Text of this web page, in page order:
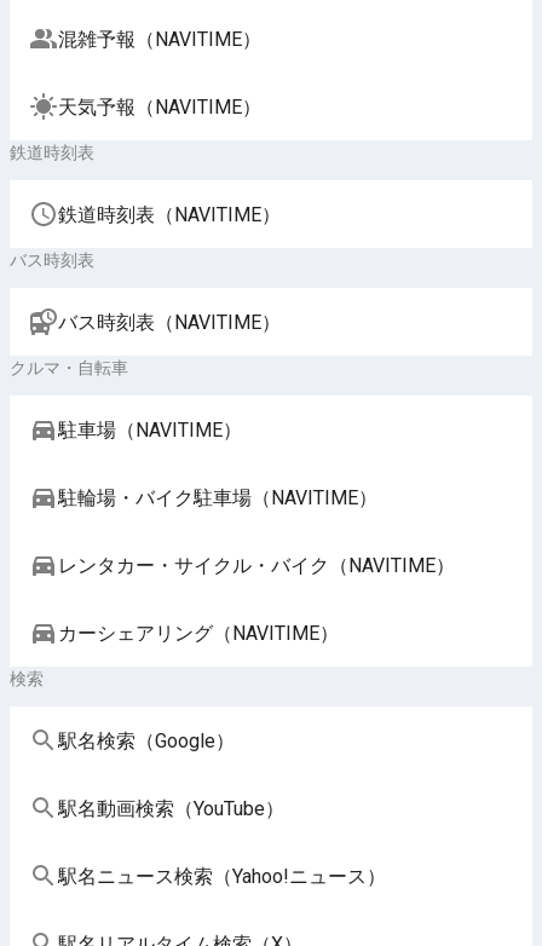
混雑予報（NAVITIME）
天気予報（NAVITIME）
鉄道時刻表
鉄道時刻表（NAVITIME）
バス時刻表
バス時刻表（NAVITIME）
クルマ・自転車
駐車場（NAVITIME）
駐輪場・バイク駐車場（NAVITIME）
レンタカー・サイクル・バイク（NAVITIME）
カーシェアリング（NAVITIME）
検索
駅名検索（Google）
駅名動画検索（YouTube）
駅名ニュース検索（Yahoo!ニュース）